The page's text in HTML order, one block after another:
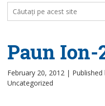
Paun Ion-
February 20, 2012 | Published
Uncategorized